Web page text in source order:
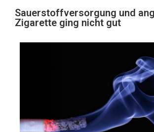
Sauerstoffversorgung und
Zigarette ging nicht gut